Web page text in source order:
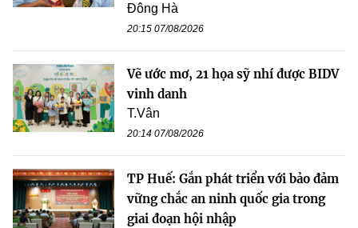
Đông Hà
20:15 07/08/2026
Vẽ ước mơ, 21 họa sỹ nhí được BIDV
vinh danh
T.Vân
20:14 07/08/2026
TP Huế: Gắn phát triển với bảo đảm
vững chắc an ninh quốc gia trong
giai đoạn hội nhập